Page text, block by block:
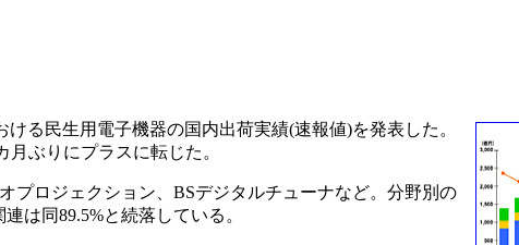
ける民生用電子機器の国内出荷実績(速報値)を発表した。
月ぶりにプラスに転じた。
ロジェクション、BSデジタルチューナなど。分野別の
は同89.5%と続落している。